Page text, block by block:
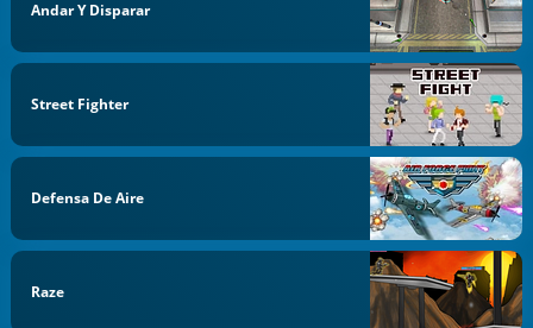
Andar Y Disparar
Street Fighter
Defensa De Aire
Raze